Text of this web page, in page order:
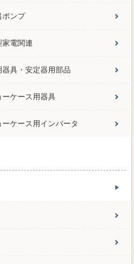
ポンプ
家電関連
器具・安定器用部品
ーケース用器具
ーケース用インバータ